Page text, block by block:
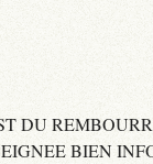
DU
BIEN